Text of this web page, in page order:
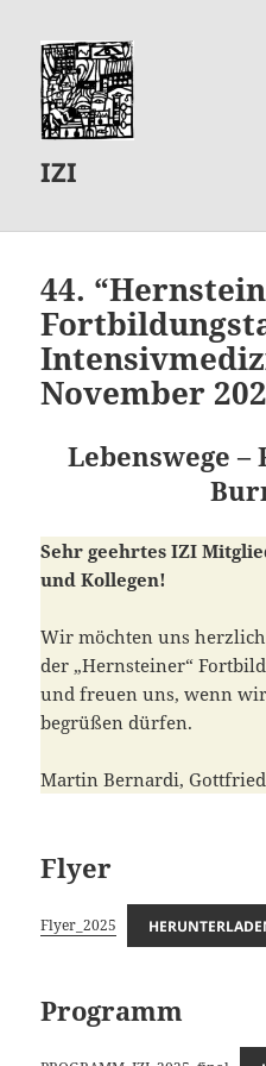
IZI
44.
November
Lebenswege
Sehr geehrtes IZI
und Kollegen!
Wir möchten uns
der „Hernsteiner“
und freuen uns, wenn wir
begrüßen dürfen.
Martin Bernardi,
Flyer
Flyer_2025
Programm